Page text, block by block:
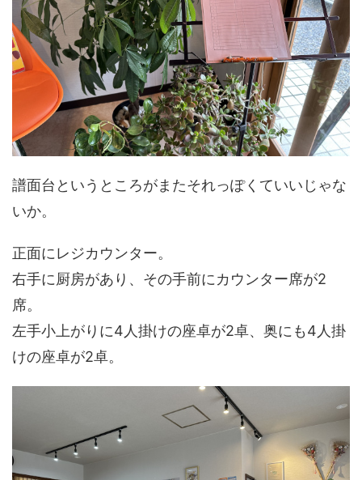
譜面台というところがまたそれっぽくていいじゃな
いか。
正面にレジカウンター。
右手に厨房があり、その手前にカウンター席が2
席。
左手小上がりに4人掛けの座卓が2卓、奥にも4人掛
けの座卓が2卓。